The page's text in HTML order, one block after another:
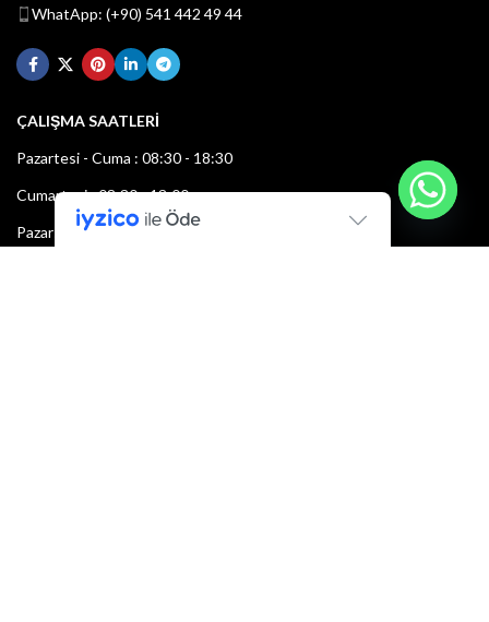
WhatApp: (+90) 541 442 49 44
ÇALIŞMA SAATLERİ
Pazartesi - Cuma : 08:30 - 18:30
Cumartesi : 08:30 - 13:00
Pazar: Kapalı